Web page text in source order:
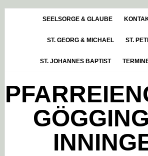
HauptsidebarSEELSORGE & GLAUBE
ST. GEORG & MICHAEL ST.
ST. JOHANNES BAPTIST